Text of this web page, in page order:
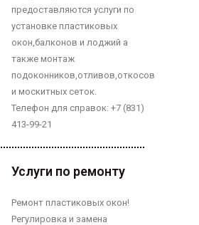
предоставляются услуги по
установке пластиковых
окон,балконов и лоджий а
также монтаж
подоконников,отливов,откосов
и москитных сеток.
Телефон для справок: +7 (831)
413-99-21
Услуги по ремонту
Ремонт пластиковых окон!
Регулировка и замена